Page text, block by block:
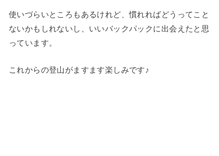
使いづらいところもあるけれど、慣れればどうってこと
ないかもしれないし、いいバックパックに出会えたと思
っています。
これからの登山がますます楽しみです♪